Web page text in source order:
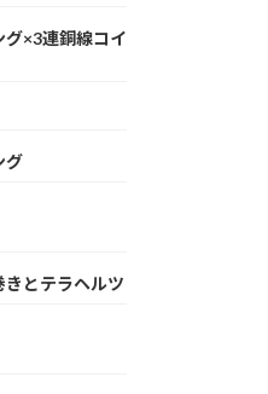
グ×3連銅線コイ
グ
きとテラヘルツ